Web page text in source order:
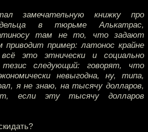
замечательную книжку про
в тюрьме Алькатрас,
там не то, что задают
приводит пример: латонос крайне
это этнически и социально
следующий: говорят, что
невыгодна, ну, типа,
я не знаю, на тысячу долларов,
если эту тысячу долларов